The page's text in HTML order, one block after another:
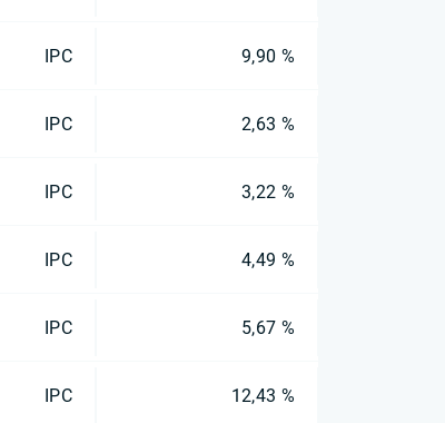
IPC 9,90 %
IPC 2,63 %
IPC 3,22 %
IPC 4,49 %
IPC 5,67 %
IPC 12,43 %